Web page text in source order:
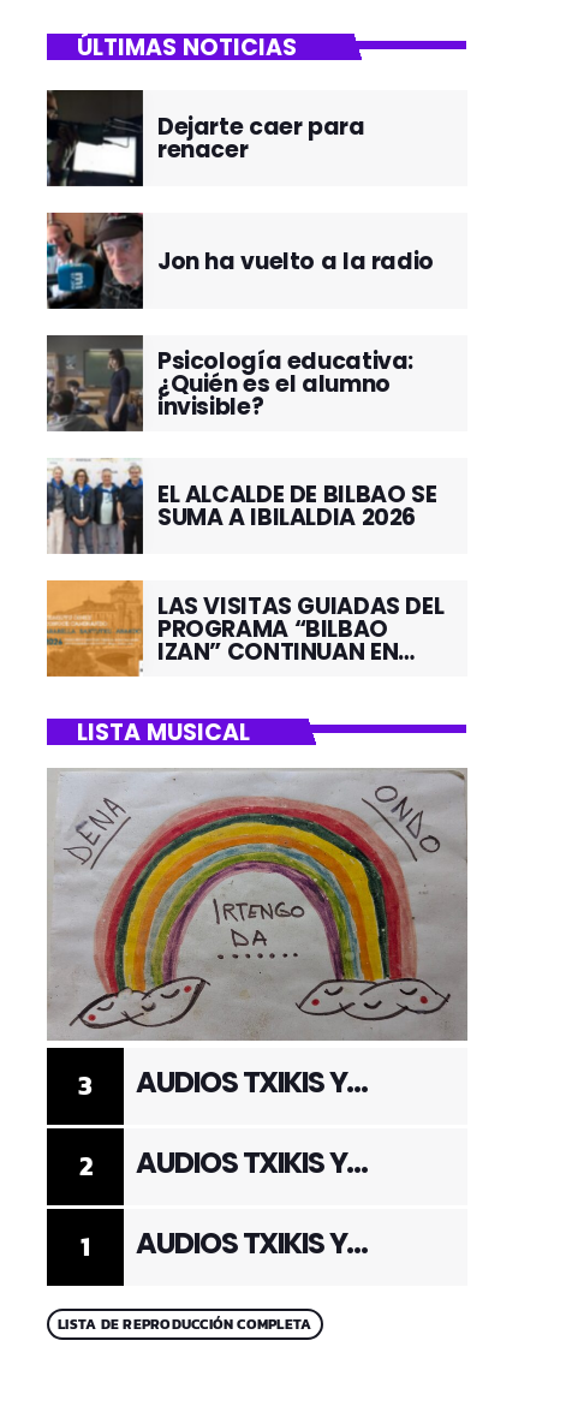
ÚLTIMAS NOTICIAS
Dejarte caer para
renacer
Jon ha vuelto a la radio
Psicología educativa:
¿Quién es el alumno
invisible?
EL ALCALDE DE BILBAO SE
SUMA A IBILALDIA 2026
LAS VISITAS GUIADAS DEL
PROGRAMA “BILBAO
IZAN” CONTINUAN EN
LISTA MUSICAL
1 AUDIOS TXIKIS Y
2 AUDIOS TXIKIS Y
3 AUDIOS TXIKIS Y
LISTA DE REPRODUCCIÓN COMPLETA